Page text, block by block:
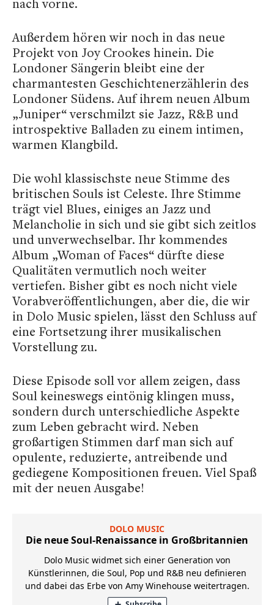
nach vorne.
Außerdem hören wir noch in das neue
Projekt von Joy Crookes hinein. Die
Londoner Sängerin bleibt eine der
charmantesten Geschichtenerzählerin des
Londoner Südens. Auf ihrem neuen Album
„Juniper“ verschmilzt sie Jazz, R&B und
introspektive Balladen zu einem intimen,
warmen Klangbild.
Die wohl klassischste neue Stimme des
britischen Souls ist Celeste. Ihre Stimme
trägt viel Blues, einiges an Jazz und
Melancholie in sich und sie gibt sich zeitlos
und unverwechselbar. Ihr kommendes
Album „Woman of Faces“ dürfte diese
Qualitäten vermutlich noch weiter
vertiefen. Bisher gibt es noch nicht viele
Vorabveröffentlichungen, aber die, die wir
in Dolo Music spielen, lässt den Schluss auf
eine Fortsetzung ihrer musikalischen
Vorstellung zu.
Diese Episode soll vor allem zeigen, dass
Soul keineswegs eintönig klingen muss,
sondern durch unterschiedliche Aspekte
zum Leben gebracht wird. Neben
großartigen Stimmen darf man sich auf
opulente, reduzierte, antreibende und
gediegene Kompositionen freuen. Viel Spaß
mit der neuen Ausgabe!